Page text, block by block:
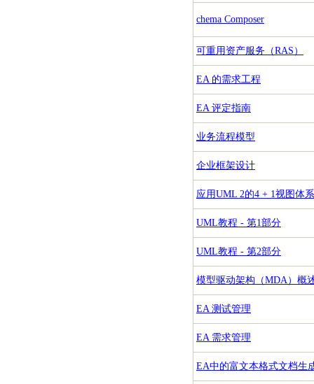
chema Composer
可重用资产服务（RAS）
EA 的需求工程
EA 评定指南
业务流程模型
企业框架设计
应用UML 2的4 + 1视图体
UML教程 - 第1部分
UML教程 - 第2部分
模型驱动架构（MDA）概
EA 测试管理
EA 需求管理
EA中的富文本格式文档生